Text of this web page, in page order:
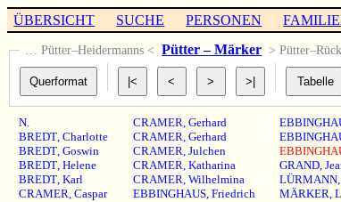
ÜBERSICHT SUCHE PERSONEN
… Pütter–Heidermanns < Pütter – Märker >
N.
BREDT,Charlotte
BREDT,Goswin
BREDT,Helene
BREDT,Karl
CRAMER,Caspar
CRAMER, Gerhard
CRAMER, Gerhard
CRAMER, Julchen
CRAMER, Katharina
CRAMER, Wilhelmina
EBBINGHAUS, Friedrich
GRAND,
LÜRMANN,
MÄRKER,